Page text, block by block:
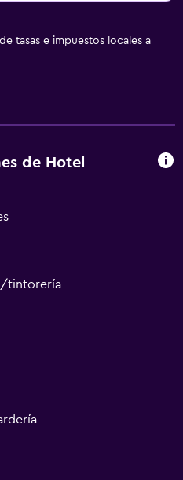
tasas e impuestos locales a
de Hotel
tintorería